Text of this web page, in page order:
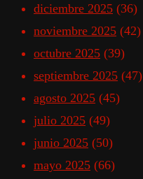
diciembre 2025 (36)
noviembre 2025 (42)
octubre 2025 (39)
septiembre 2025 (47)
agosto 2025 (45)
julio 2025 (49)
junio 2025 (50)
mayo 2025 (66)